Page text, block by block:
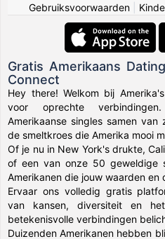
Gebruiksvoorwaarden
Gratis Amerikaans
Connect
Hey there! Welkom bij
voor oprechte
Amerikaanse singles samen
de smeltkroes die Amerika mooi
Of je nu in New York's drukte,
of een van onze 50 geweldige
Amerikanen die jouw waarden en
Ervaar ons volledig gratis
van kansen, diversiteit en
betekenisvolle verbindingen
Duizenden Amerikanen hebben